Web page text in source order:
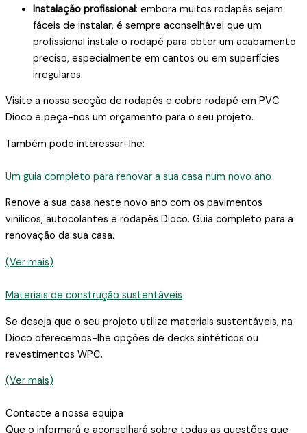
Instalação profissional: embora muitos rodapés sejam
fáceis de instalar, é sempre aconselhável que um
profissional instale o rodapé para obter um acabamento
preciso, especialmente em cantos ou em superfícies
irregulares.
Visite a nossa secção de rodapés e cobre rodapé em PVC
Dioco e peça-nos um orçamento para o seu projeto.
Também pode interessar-lhe:
Um guia completo para renovar a sua casa num novo ano
Renove a sua casa neste novo ano com os pavimentos
vinílicos, autocolantes e rodapés Dioco. Guia completo para a
renovação da sua casa.
(Ver mais)
Materiais de construção sustentáveis
Se deseja que o seu projeto utilize materiais sustentáveis, na
Dioco oferecemos-lhe opções de decks sintéticos ou
revestimentos WPC.
(Ver mais)
Contacte a nossa equipa
Que o informará e aconselhará sobre todas as questões que